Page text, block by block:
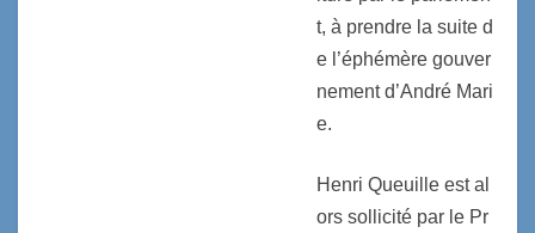
t, à prendre la suite d
e l’éphémère gouver
nement d’André Mari
e.
Henri Queuille est al
ors sollicité par le Pr